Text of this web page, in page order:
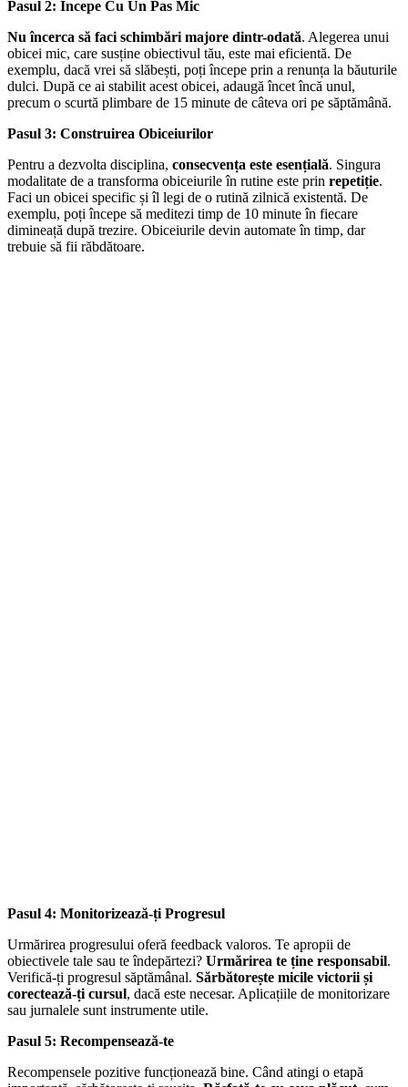
Pasul 2: Începe Cu Un Pas Mic
Nu încerca să faci schimbări majore dintr-odată. Alegerea unui
obicei mic, care susține obiectivul tău, este mai eficientă. De
exemplu, dacă vrei să slăbești, poți începe prin a renunța la băuturile
dulci. După ce ai stabilit acest obicei, adaugă încet încă unul,
precum o scurtă plimbare de 15 minute de câteva ori pe săptămână.
Pasul 3: Construirea Obiceiurilor
Pentru a dezvolta disciplina, consecvența este esențială. Singura
modalitate de a transforma obiceiurile în rutine este prin repetiție.
Faci un obicei specific și îl legi de o rutină zilnică existentă. De
exemplu, poți începe să meditezi timp de 10 minute în fiecare
dimineață după trezire. Obiceiurile devin automate în timp, dar
trebuie să fii răbdătoare.
Pasul 4: Monitorizează-ți Progresul
Urmărirea progresului oferă feedback valoros. Te apropii de
obiectivele tale sau te îndepărtezi? Urmărirea te ține responsabil.
Verifică-ți progresul săptămânal. Sărbătorește micile victorii și
corectează-ți cursul, dacă este necesar. Aplicațiile de monitorizare
sau jurnalele sunt instrumente utile.
Pasul 5: Recompensează-te
Recompensele pozitive funcționează bine. Când atingi o etapă